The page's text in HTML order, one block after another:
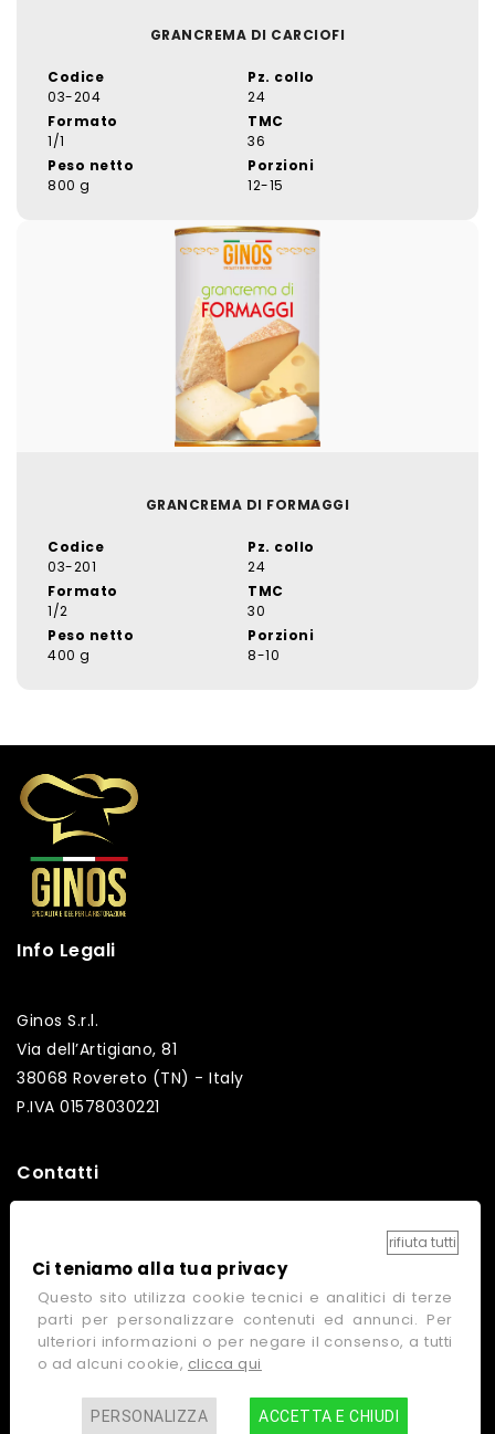
GRANCREMA DI CARCIOFI
Codice
03-204
Pz. collo
24
Formato
1/1
TMC
36
Peso netto
800 g
Porzioni
12-15
GRANCREMA DI FORMAGGI
Codice
03-201
Pz. collo
24
Formato
1/2
TMC
30
Peso netto
400 g
Porzioni
8-10
Info Legali
Ginos S.r.l.
Via dell’Artigiano, 81
38068 Rovereto (TN) - Italy
P.IVA 01578030221
Contatti
Email: info@ginos.it
Link rapidi
rifiuta tutti
Ci teniamo alla tua privacy
Questo sito utilizza cookie tecnici e analitici di terze
parti per personalizzare contenuti ed annunci. Per
ulteriori informazioni o per negare il consenso, a tutti
o ad alcuni cookie, clicca qui
PERSONALIZZA ACCETTA E CHIUDI